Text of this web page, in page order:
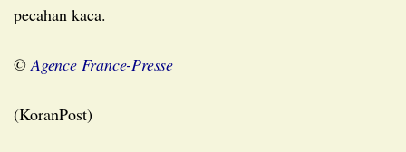
pecahan kaca.
©Agence France-Presse
(KoranPost)